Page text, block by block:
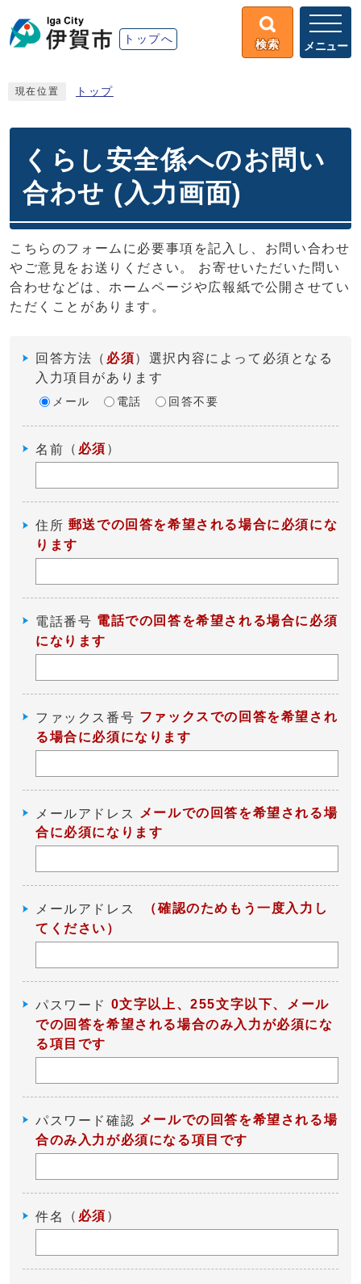
トップへ 検索 メニュー
現在位置 トップ
くらし安全係へのお問い
合わせ (入力画面)
こちらのフォームに必要事項を記入し、お問い合わせ
やご意見をお送りください。 お寄せいただいた問い
合わせなどは、ホームページや広報紙で公開させてい
ただくことがあります。
回答方法 （ 必須）選択内容によって必須となる
入力項目があります
メール 電話 回答不要
名前 （ 必須 ）
住所 郵送での回答を希望される場合に必須にな
ります
電話番号 電話での回答を希望される場合に必須
になります
ファックス番号 ファックスでの回答を希望され
る場合に必須になります
メールアドレス
メールでの回答を希望される場
合に必須になります
メールアドレス
（確認のためもう一度入力し
てください）
パスワード 0文字以上、255文字以下、メール
での回答を希望される場合のみ入力が必須にな
る項目です
パスワード確認 メールでの回答を希望される場
合のみ入力が必須になる項目です
件名 （ 必須 ）